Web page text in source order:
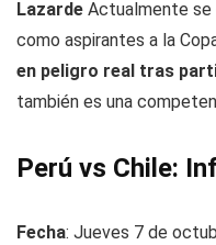
Lazarde Actualmente se
como aspirantes a la
en peligro real tras
también es una
Perú vs Chile:
Fecha: Jueves 7 de